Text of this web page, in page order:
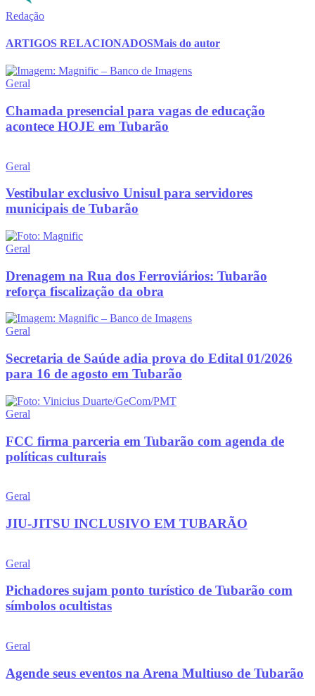
Redação
ARTIGOS RELACIONADOSMais do autor
Geral
Chamada presencial para vagas de educação
acontece HOJE em Tubarão
Geral
Vestibular exclusivo Unisul para servidores
municipais de Tubarão
Geral
Drenagem na Rua dos Ferroviários: Tubarão
reforça fiscalização da obra
Geral
Secretaria de Saúde adia prova do Edital 01/2026
para 16 de agosto em Tubarão
Geral
FCC firma parceria em Tubarão com agenda de
políticas culturais
Geral
JIU-JITSU INCLUSIVO EM TUBARÃO
Geral
Pichadores sujam ponto turístico de Tubarão com
símbolos ocultistas
Geral
Agende seus eventos na Arena Multiuso de Tubarão